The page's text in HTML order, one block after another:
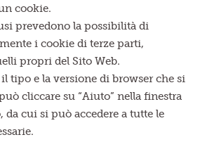
cookie.
prevedono la possibilità di
i cookie di terze parti,
propri del Sito Web.
tipo e la versione di browser che si
cliccare su “Aiuto” nella finestra
da cui si può accedere a tutte le